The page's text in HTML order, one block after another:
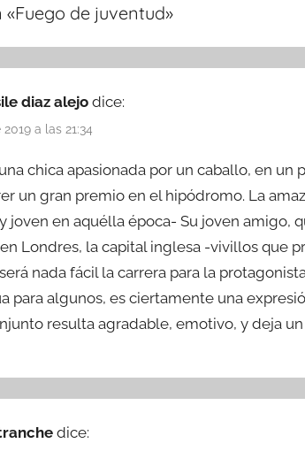
«Fuego de juventud»
diaz alejo dice:
a las 21:34
chica apasionada por un caballo, en
un gran premio en el hipódromo. La
joven en aquélla época- Su joven amigo,
Londres, la capital inglesa -vivillos que
nada fácil la carrera para la
para algunos, es ciertamente una
resulta agradable, emotivo, y deja
dice: